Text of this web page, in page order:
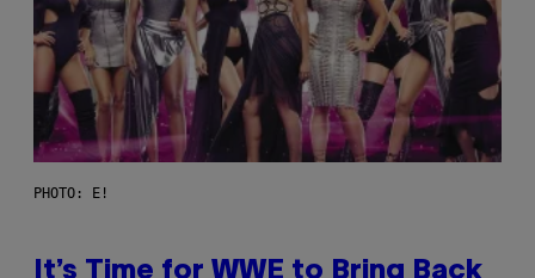
PHOTO: E!
It’s Time for WWE to Bring Back